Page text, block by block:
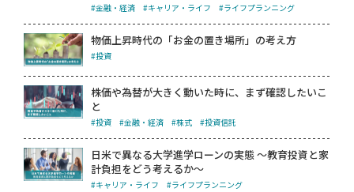
#金融・経済 #キャリア・ライフ #ライフプランニング
物価上昇時代の「お金の置き場所」の考え方
#投資
株価や為替が大きく動いた時に、まず確認したいこ
と
#投資 #金融・経済 #株式 #投資信託
日米で異なる大学進学ローンの実態 ～教育投資と家
計負担をどう考えるか～
#キャリア・ライフ #ライフプランニング